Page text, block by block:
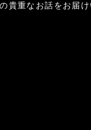
貴重なお話をお届け